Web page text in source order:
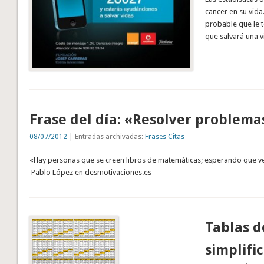
cancer en su
probable que le
que salvará una
Frase del día: «Resolver
08/07/2012 | Entradas archivadas: Frases Citas
«Hay personas que se creen libros de matemáticas; esperando que
Pablo López en desmotivaciones.es
Tablas